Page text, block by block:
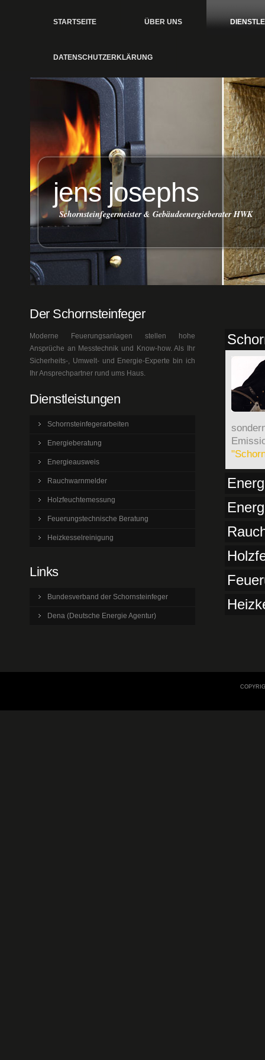
STARTSEITE ÜBER UNS
DATENSCHUTZERKLÄRUNG
jens josephs
Schornsteinfegermeister & Gebäudeenergieberater HWK
Der Schornsteinfeger
Moderne Feuerungsanlagen stellen hohe
Ansprüche an Messtechnik und Know-how. Als Ihr
Sicherheits-, Umwelt- und Energie-Experte bin ich
Ihr Ansprechpartner rund ums Haus.
Dienstleistungen
Schornsteinfegerarbeiten
Energieberatung
Energieausweis
Rauchwarnmelder
Holzfeuchtemessung
Feuerungstechnische Beratung
Heizkesselreinigung
Links
Bundesverband der Schornsteinfeger
Dena (Deutsche Energie Agentur)